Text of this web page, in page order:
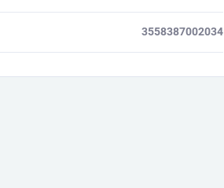
3558387002034